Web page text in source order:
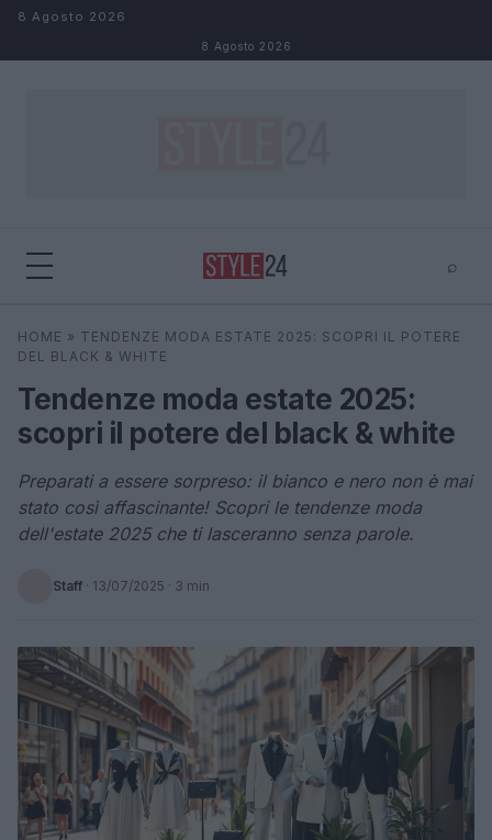
Salta al contenuto
8 Agosto 2026
8 Agosto 2026
⌕
Cerca ⌕ ×
HOME » TENDENZE MODA ESTATE 2025: SCOPRI IL POTERE
DEL BLACK & WHITE
Tendenze moda estate 2025:
scopri il potere del black & white
Preparati a essere sorpreso: il bianco e nero non è mai
stato così affascinante! Scopri le tendenze moda
dell'estate 2025 che ti lasceranno senza parole.
Staff · 13/07/2025 · 3 min